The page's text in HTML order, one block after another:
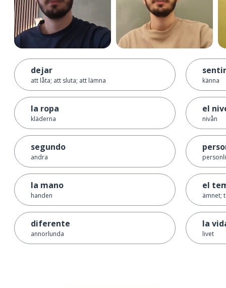
dejar
att låta; att sluta; att lämna
la ropa
kläderna
segundo
andra
la mano
handen
diferente
annorlunda
sentir
känna
el
nivån
el
ämnet;
la
livet